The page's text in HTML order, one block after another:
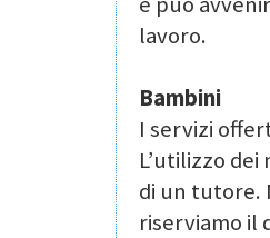
lavoro.
Bambini
I servizi
L’utilizzo
di un tutore.
riserviamo il